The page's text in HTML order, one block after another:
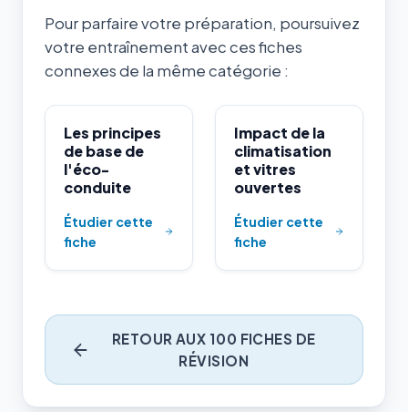
Pour parfaire votre préparation, poursuivez
votre entraînement avec ces fiches
connexes de la même catégorie :
Les principes
de base de
l'éco-
conduite
Étudier cette
fiche
Impact de la
climatisation
et vitres
ouvertes
Étudier cette
fiche
RETOUR AUX 100 FICHES DE
RÉVISION